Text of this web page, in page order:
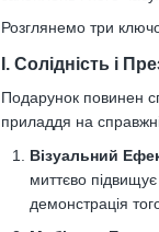
Розглянемо три
I. Солідність і
Подарунок повинен
приладдя на
Візуальний
миттєво
демонстрація